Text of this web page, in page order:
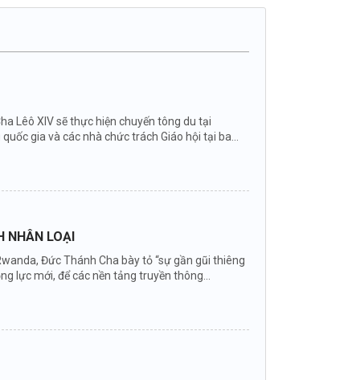
Lêô XIV sẽ thực hiện chuyến tông du tại
gia và các nhà chức trách Giáo hội tại ba
NHÂN LOẠI
Đức Thánh Cha bày tỏ “sự gần gũi thiêng
lực mới, để các nền tảng truyền thông...